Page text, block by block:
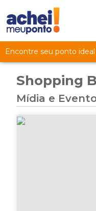
Encontre seu ponto ideal
Shopping
Mídia e